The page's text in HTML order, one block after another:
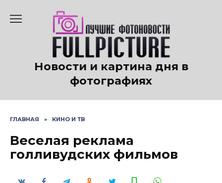
содержанию
Новости и картина дня в
фотографиях
ГЛАВНАЯ » КИНО И ТВ
Веселая реклама
голливудских фильмов